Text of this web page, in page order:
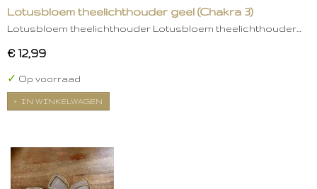
Lotusbloem theelichthouder geel (Chakra 3)
Lotusbloem theelichthouder Lotusbloem theelichthouder…
€ 12,99
✓ Op voorraad
IN WINKELWAGEN